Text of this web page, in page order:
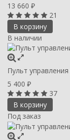
13 660 ₽
21
В корзину
В наличии
Пульт
5 400 ₽
37
В корзину
Под заказ